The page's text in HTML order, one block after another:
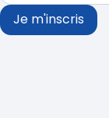
Je m'inscris